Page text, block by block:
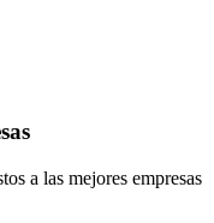
a las mejores empresas